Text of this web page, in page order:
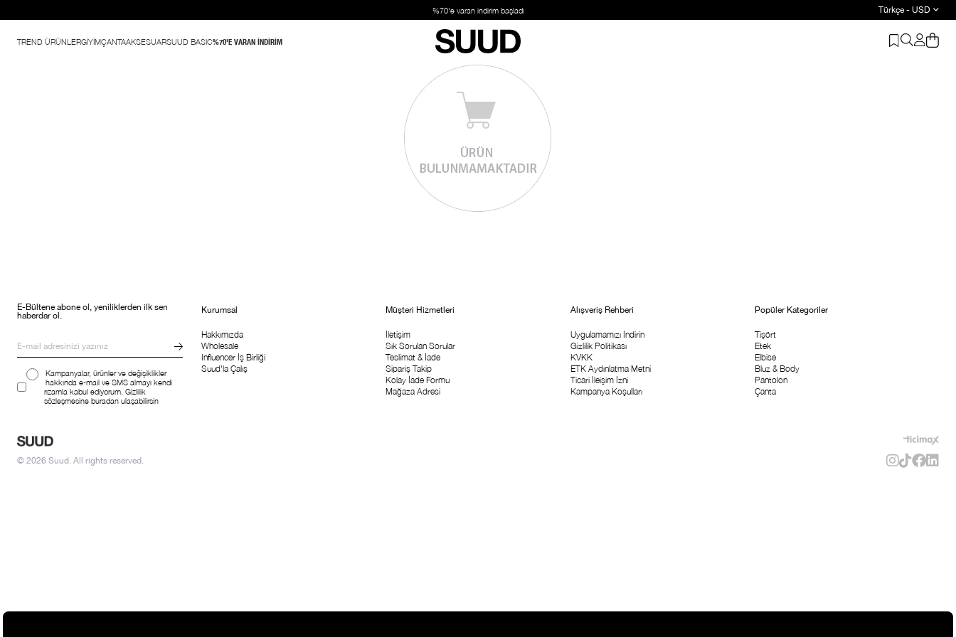
%70'e varan indirim başladı Türkçe - USD
TREND ÜRÜNLERGİYİMÇANTAAKSESUARSUUD BASIC%70'E VARAN İNDİRİM
E-Bültene abone ol, yeniliklerden ilk sen
haberdar ol.
Kampanyalar, ürünler ve değişiklikler
hakkında e-mail ve SMS almayı kendi
rızamla kabul ediyorum. Gizlilik
sözleşmesine buradan ulaşabilirsin
Kurumsal
Hakkımızda
Wholesale
Influencer İş Birliği
Suud'la Çalış
Müşteri Hizmetleri
İletişim
Sık Sorulan Sorular
Teslimat & İade
Sipariş Takip
Kolay İade Formu
Mağaza Adresi
Alışveriş Rehberi
Uygulamamızı İndirin
Gizlilik Politikası
KVKK
ETK Aydınlatma Metni
Ticari İleişim İzni
Kampanya Koşulları
Popüler Kategoriler
Tişört
Etek
Elbise
Bluz & Body
Pantolon
Çanta
© 2026 Suud. All rights reserved.